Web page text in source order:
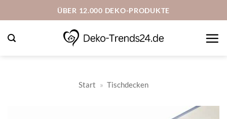
Inhalt
springen
ÜBER 12.000 DEKO-PRODUKTE
Start » Tischdecken